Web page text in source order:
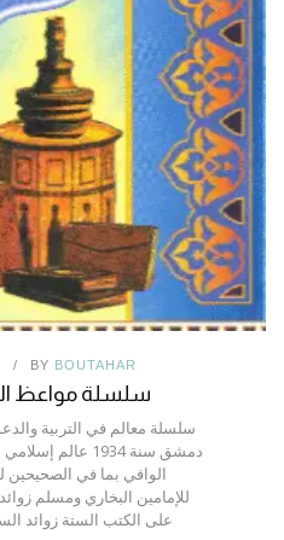
BY BOUTAHAR
سلسلة مواعظ
سلسلة معالم في التربية
دمشق سنة 1934
الوافي بما في الصحيحين
للإمامين البخاري ومسلم
على الكتب الستة زوائد